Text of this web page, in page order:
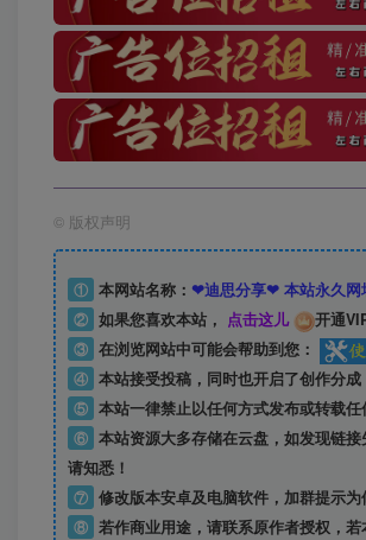
© 版权声明
① 本网站名称： ❤迪思分享❤ 本站永久网
② 如果您喜欢本站， 点击这儿
开通
③ 在浏览网站中可能会帮助到您：
④ 本站接受投稿，同时也开启了创作分
⑤ 本站一律禁止以任何方式发布或转载
⑥ 本站资源大多存储在云盘，如发现链
请知悉！
⑦ 修改版本安卓及电脑软件，加群提示为
⑧ 若作商业用途，请联系原作者授权，